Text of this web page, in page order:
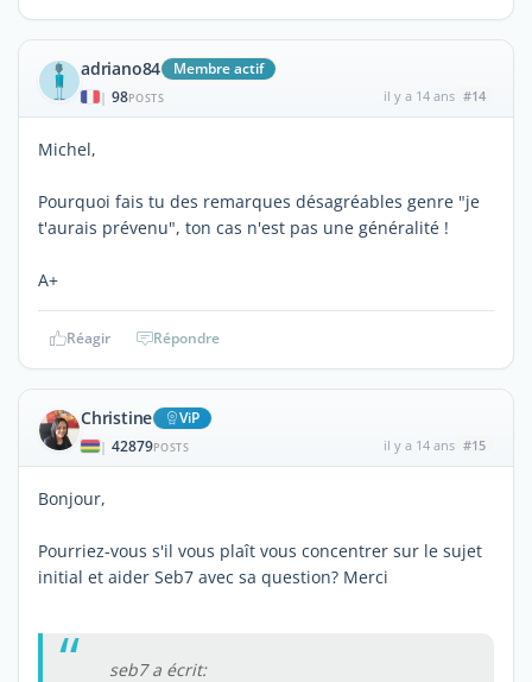
adriano84 Membre actif
| 98POSTS il y a 14 ans #14
Michel,
Pourquoi fais tu des remarques désagréables genre "je
t'aurais prévenu", ton cas n'est pas une généralité !
A+
Réagir Répondre
Christine ViP
| 42879POSTS il y a 14 ans #15
Bonjour,
Pourriez-vous s'il vous plaît vous concentrer sur le sujet
initial et aider Seb7 avec sa question? Merci
seb7 a écrit: